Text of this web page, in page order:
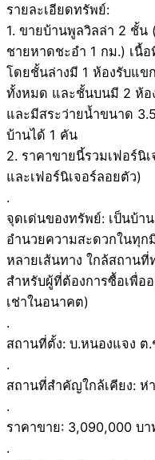
รายละเอียดทรัพย์:
1. ขายบ้านพูลวิลล่า 2 ชั้น
ชายหาดชะอำ 1 กม.) เนื้
โดยชั้นล่างมี 1 ห้องรับแข
ทั้งหมด และชั้นบนมี 2 ห้
และมีสระว่ายน้ำขนาด
บ้านได้ 1 คัน
2. ราคาขายนี้รวมเฟอร์นิ
และเฟอร์นิเจอร์ลอยตัว)
.
จุดเด่นของทรัพย์: เป็นบ้า
อำนวยความสะดวกในทุก
หลายเส้นทาง ใกล้สถานที่
สำหรับผู้ที่ต้องการซื้อเพื่อ
เช่าในอนาคต)
.
สถานที่ตั้ง: บ.หนองแจง ต
.
สถานที่สำคัญใกล้เคียง:
.
ราคาขาย: 3,090,000 บ
.